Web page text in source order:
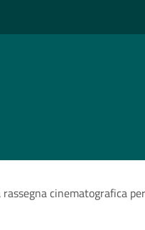
cinematografica